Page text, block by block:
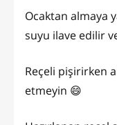
Ocaktan almaya
suyu ilave edilir ve
Reçeli pişirirken
etmeyin 😄